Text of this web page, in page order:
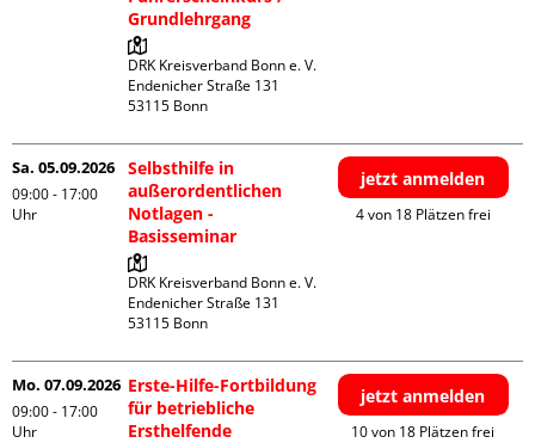
Grundlehrgang
DRK Kreisverband Bonn e. V.
Endenicher Straße 131
Sa. 05.09.2026
09:00 - 17:00
Uhr
Selbsthilfe in
außerordentlichen
Notlagen -
Basisseminar
DRK Kreisverband Bonn e. V.
Endenicher Straße 131
jetzt anmelden
4 von 18 Plätzen frei
Mo. 07.09.2026
09:00 - 17:00
Uhr
Erste-Hilfe-Fortbildung
für betriebliche
Ersthelfende
jetzt anmelden
10 von 18 Plätzen frei